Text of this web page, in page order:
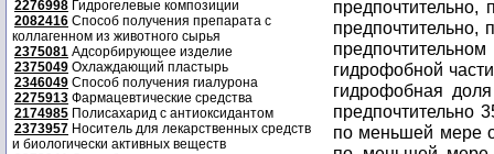
2276998 Гидрогелевые композиции
2082416 Способ получения препарата с
коллагенном из животного сырья
2375081 Адсорбирующее изделие
2375049 Охлаждающий пластырь
2346049 Способ получения гиалурона
2275913 Фармацевтические средства
2174985 Полисахарид с антиоксидантом
2373957 Носитель для лекарственных средств
и биологически активных веществ
гидрофобной
гидрофобная
предпочтительно
по меньшей мере